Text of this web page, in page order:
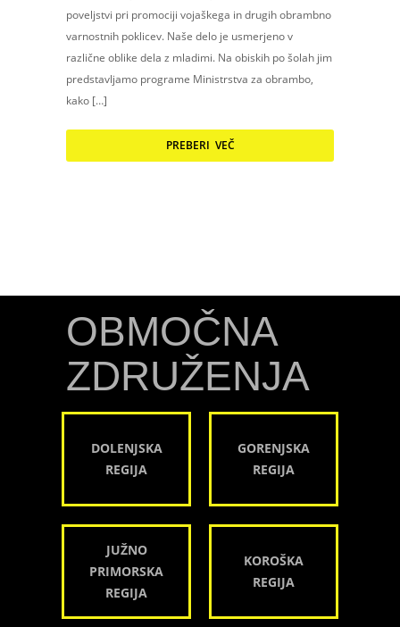
poveljstvi pri promociji vojaškega in drugih obrambno
varnostnih poklicev. Naše delo je usmerjeno v
različne oblike dela z mladimi. Na obiskih po šolah jim
predstavljamo programe Ministrstva za obrambo,
kako […]
PREBERI VEČ
OBMOČNA
ZDRUŽENJA
DOLENJSKA
REGIJA
GORENJSKA
REGIJA
JUŽNO
PRIMORSKA
REGIJA
KOROŠKA
REGIJA